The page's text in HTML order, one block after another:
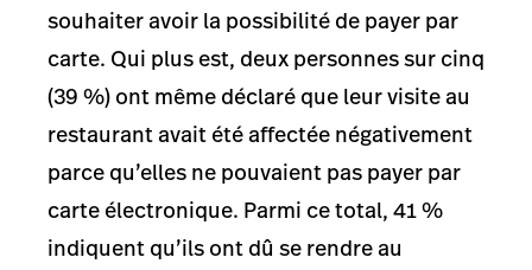
souhaiter avoir la possibilité de payer par
carte. Qui plus est, deux personnes sur cinq
(39 %) ont même déclaré que leur visite au
restaurant avait été affectée négativement
parce qu’elles ne pouvaient pas payer par
carte électronique. Parmi ce total, 41 %
indiquent qu’ils ont dû se rendre au